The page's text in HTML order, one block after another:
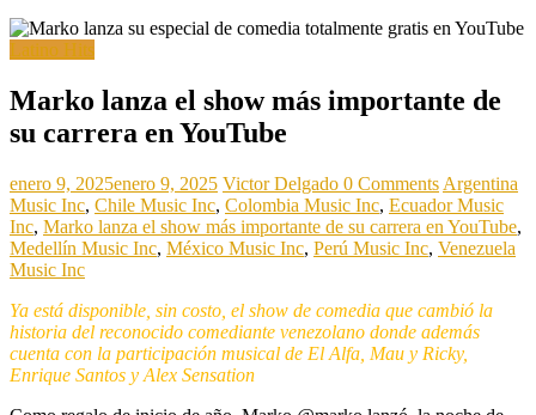
Latino Hits
Marko lanza el show más importante de
su carrera en YouTube
enero 9, 2025enero 9, 2025 Victor Delgado 0 Comments Argentina
Music Inc, Chile Music Inc, Colombia Music Inc, Ecuador Music
Inc, Marko lanza el show más importante de su carrera en YouTube,
Medellín Music Inc, México Music Inc, Perú Music Inc, Venezuela
Music Inc
Ya está disponible, sin costo, el show de comedia que cambió la
historia del reconocido comediante venezolano donde además
cuenta con la participación musical de El Alfa, Mau y Ricky,
Enrique Santos y Alex Sensation